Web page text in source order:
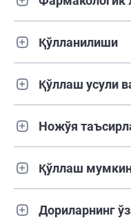
Қўлланилиши
Қўллаш усули
Ножўя
Қўллаш
Дориларнинг